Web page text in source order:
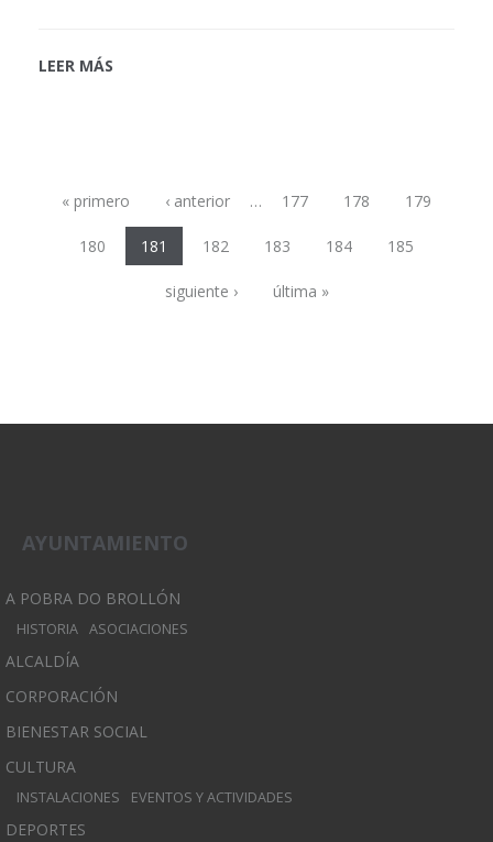
LEER MÁS
Páginas
« primero ‹ anterior … 177 178 179
180 181 182 183 184 185
siguiente › última »
AYUNTAMIENTO
A POBRA DO BROLLÓN
HISTORIA ASOCIACIONES
ALCALDÍA
CORPORACIÓN
BIENESTAR SOCIAL
CULTURA
INSTALACIONES EVENTOS Y ACTIVIDADES
DEPORTES